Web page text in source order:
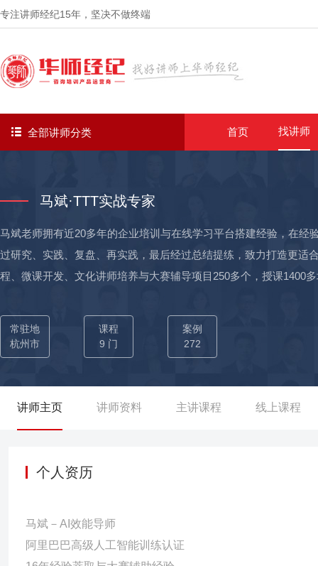
专注讲师经纪15年 ，坚决不做终端
全部讲师分类 首页 找讲师
马斌·TTT实战专家
马斌老师拥有近20多年的企业培训与在线学习平台搭建经验，在经
过研究、实践、复盘、再实践，最后经过总结提练，致力打造更适
程、微课开发、文化讲师培养与大赛辅导项目250多个，授课1400多场，学
次年主动招聘简历投递率超出往年20%。开展《工匠文化精品课程
利工匠文化学员受人超过30万人。 ——为重庆轨道：开展《课程
赛，其中有两名讲师分别获得第一和第三名的好成绩。 ——为曹操
——为大唐集团河南公司：开展《内训师培养项目》，培养讲师26
岗位微课体系清单与微课开发》，现场产出5个条线岗位微课体
常驻地
杭州市
课程
9 门
案例
272
讲师主页 讲师资料 主讲课程 线上课程
个人资历
马斌－AI效能导师
阿里巴巴高级人工智能训练认证